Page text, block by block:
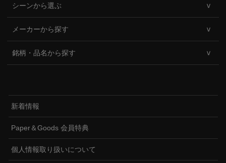
シーンから選ぶ
メーカーから探す
銘柄・品名から探す
新着情報
Paper＆Goods 会員特典
個人情報取り扱いについて